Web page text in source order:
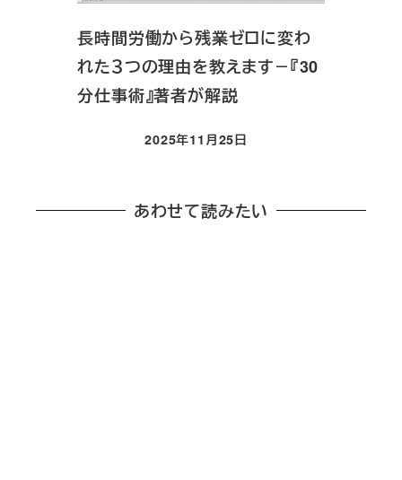
長時間労働から残業ゼロに変わ
れた３つの理由を教えます－『30
分仕事術』著者が解説
投稿日
2025年11月25日
あわせて読みたい